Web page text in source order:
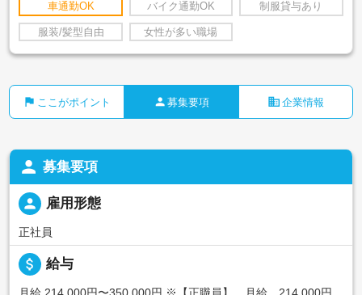
車通勤OK バイク通勤OK 制服貸与あり
服装/髪型自由 女性が多い職場
flag ここがポイント person 募集要項 business 企業情報
person 募集要項
person 雇用形態
正社員
attach_money 給与
月給 214,000円〜350,000円 ※【正職員】 月給 214,000円